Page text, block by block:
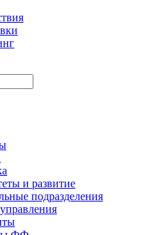
и развитие
подразделения